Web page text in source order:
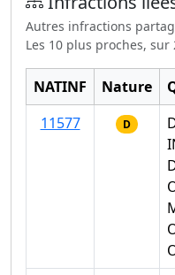
Autres infractions
Les 10 plus proches, sur
NATINF Nature
11577
D